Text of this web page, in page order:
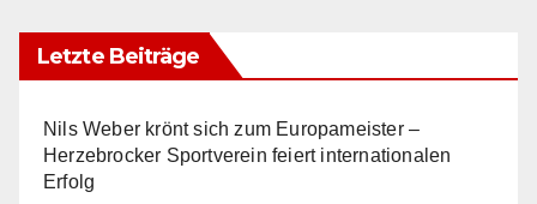
Letzte Beiträge
Nils Weber krönt sich zum Europameister –
Herzebrocker Sportverein feiert internationalen
Erfolg